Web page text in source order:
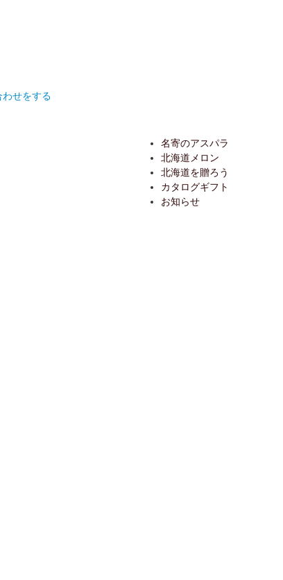
せをする
名寄のアスパラ
北海道メロン
北海道を贈ろう
カタログギフト
お知らせ